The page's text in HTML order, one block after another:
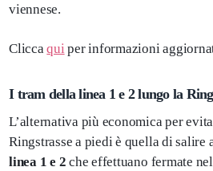
viennese.
Cliccaquiper informazioni
I tram della linea 1 e 2 lungo la
L’alternativa più economica per
Ringstrasse a piedi è quella di salire
linea 1 e 2 che effettuano fermate